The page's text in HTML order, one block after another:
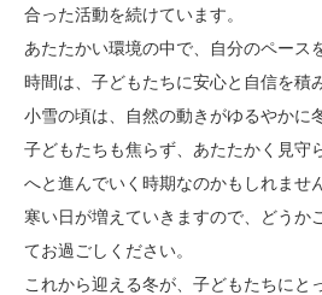
合った活動を続けています。
あたたかい環境の中で、自分のペース
時間は、子どもたちに安心と自信を積
小雪の頃は、自然の動きがゆるやかに
子どもたちも焦らず、あたたかく見守
へと進んでいく時期なのかもしれません
寒い日が増えていきますので、どうか
てお過ごしください。
これから迎える冬が、子どもたちにと